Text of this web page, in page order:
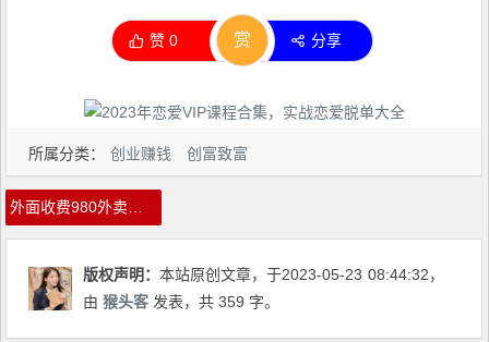
赞0 赏 分享
所属分类： 创业赚钱 创富致富
外面收费980外卖掘金，单号日入500+，2023全新项目，独家玩法【仅揭秘】
版权声明：本站原创文章，于2023-05-23 08:44:32，
由猴头客 发表，共 359 字。